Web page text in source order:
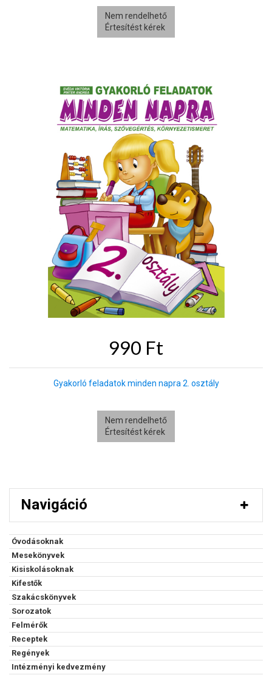
Nem rendelhető
Értesítést kérek
990 Ft
Gyakorló feladatok minden napra 2. osztály
Nem rendelhető
Értesítést kérek
Navigáció
Óvodásoknak
Mesekönyvek
Kisiskolásoknak
Kifestők
Szakácskönyvek
Sorozatok
Felmérők
Receptek
Regények
Intézményi kedvezmény